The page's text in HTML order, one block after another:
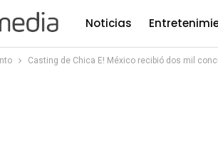
Noticias
Casting de Chica E! México recibió dos mil